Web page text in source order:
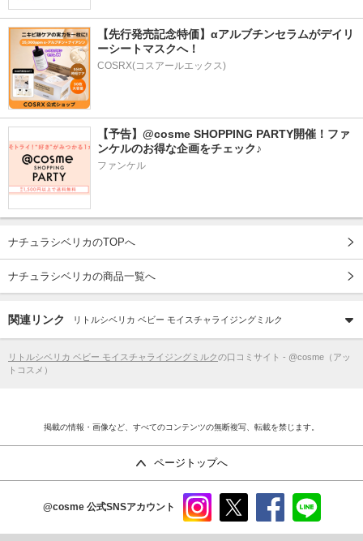
【先行発売記念特価】αアルブチンセラムがデイリ
ーシートマスクへ！
COSRX(コスアールエックス)
【予告】@cosme SHOPPING PARTY開催！ファ
ンケルのお得な企画をチェック♪
ファンケル
ナチュラシベリカのTOPへ
ナチュラシベリカの商品一覧へ
関連リンク リトルシベリカ ベビー モイスチャライジングミルク
リトルシベリカ ベビー モイスチャライジングミルクの口コミサイト - @cosme（アッ
トコスメ）
掲載の情報・画像など、すべてのコンテンツの無断複写、転載を禁じます。
ページトップへ
@cosme 公式SNSアカウント